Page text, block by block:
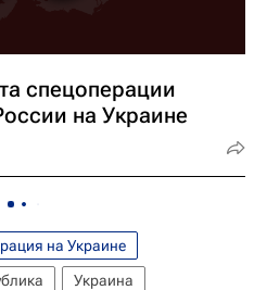
спецоперации
на Украине
на Украине
Украина